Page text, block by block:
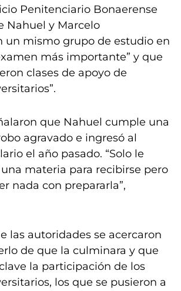
Penitenciario Bonaerense
Nahuel y Marcelo
un mismo grupo de estudio en
más importante” y que
clases de apoyo de
que Nahuel cumple una
agravado e ingresó al
el año pasado. “Solo le
materia para recibirse pero
nada con prepararla”,
las autoridades se acercaron
de que la culminara y que
la participación de los
los que se pusieron a